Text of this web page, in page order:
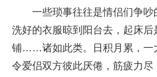
一些琐事往往是情侣们争
洗好的衣服晾到阳台去，起床后
铺……诸如此类。日积月累，一
令爱侣双方彼此厌倦，筋疲力